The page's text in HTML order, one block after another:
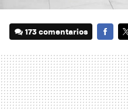
173 comentarios